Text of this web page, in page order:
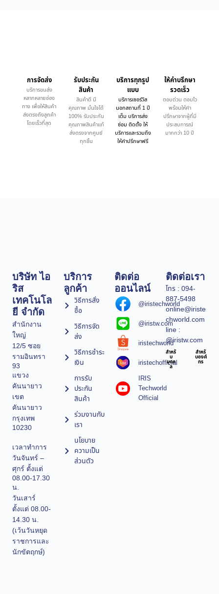
การจัดส่ง
บริการขนส่ง
หลากหลายช่อง
ทาง เพื่อให้สินค้า
ส่งตรงถึงลูกค้า
โดยเร็วที่สุด
รับประกัน
สินค้า
สินค้าดี มี
คุณภาพ มั่นใจได้
100% รับประกัน
คุณภาพสินค้าแท้
ส่งตรงจากศูนย์
ทุกชิ้น
บริการทุกรูป
แบบ
บริการเซอร์วิส
นอกสถานที่ 1 ปี
เต็ม บริการส่ง
ซ่อม ติดตั้ง ให้
บริการและรวมถึง
ให้คำปรึกษาฟรี
ให้คำบรึกษา
รวดเร็ว
ตอบด่วน ตอบไว
พร้อมให้คำ
ปรึกษาจากผู้ที่มี
ประสบการณ์
มากกว่า 10 ปี
บริษัท ไอ
ริส
เทคโนโล
ยี จำกัด
สำนักงาน
ใหญ่
12/5 ซอย
รามอินทรา
93
แขวง
คันนายาว
เขต
คันนายาว
กรุงเทพ
10230
เวลาทำการ
วันจันทร์ –
ศุกร์ ตั้งแต่
08.00-17.30
น.
วันเสาร์
ตั้งแต่ 08.00-
14.30 น.
(เว้นวันหยุด
ราชการและ
นักขัตฤกษ์)
บริการ
ลูกค้า
วิธีการสั่ง
ซื้อ
วิธีการจัด
ส่ง
วิธีการชำระ
เงิน
การรับ
ประกัน
สินค้า
ร่วมงานกับ
เรา
นโยบาย
ความเป็น
ส่วนตัว
ติดต่อ
ออนไลน์
@iristechworld
@iristw.com
iristechworld
iristechofficial
IRIS
Techworld
Official
ติดต่อเรา
โทร : 094-
887-5498
online@iriste
chworld.com
line :
@iristw.com
สำหรั
บ
บุคค
ล
สำหรั
บองค์
กร